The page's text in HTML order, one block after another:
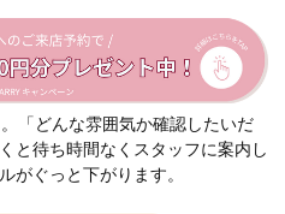
「どんな雰囲気か確認したいだ
と待ち時間なくスタッフに案内し
がぐっと下がります。